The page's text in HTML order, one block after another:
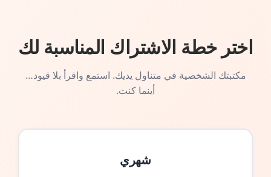
اختر خطة الاشتراك المناسبة لك
مكتبتك الشخصية في متناول يديك. استمع واقرأ بلا قيود…
أينما كنت.
شهري